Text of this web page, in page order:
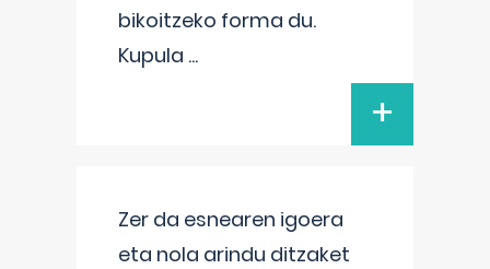
bikoitzeko forma du.
Kupula ...
+
Zer da esnearen igoera
eta nola arindu ditzaket